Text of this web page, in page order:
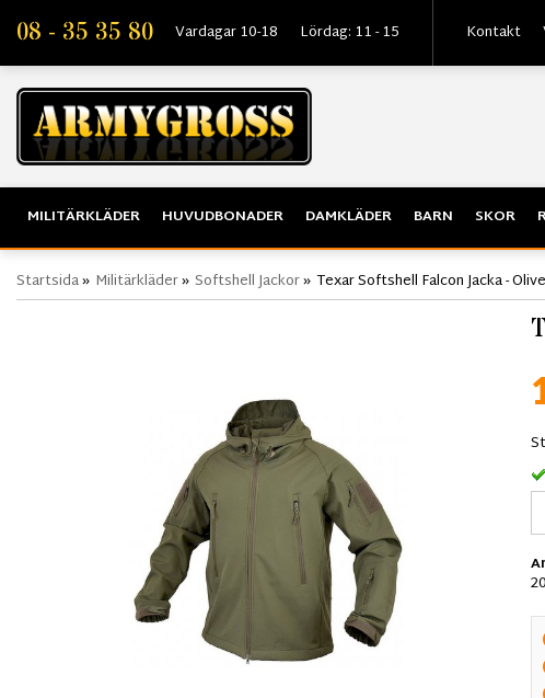
08 - 35 35 80 Vardagar 10-18 Lördag: 11 - 15 Kontakt
MILITÄRKLÄDER
HUVUDBONADER DAMKLÄDER BARN SKOR
Startsida» Militärkläder» Softshell Jackor» Texar Softshell Falcon Jacka - Olive